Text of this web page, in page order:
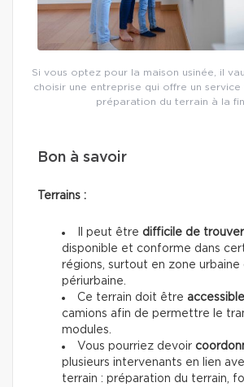
Si vous optez pour la maison usinée, il
choisir une entreprise qui offre un service
préparation du terrain à la
Bon à savoir
Terrains :
Il peut être difficile de
disponible et conforme dans
régions, surtout en zone urbaine
périurbaine.
Ce terrain doit être accessible
camions afin de permettre le
modules.
Vous pourriez devoir
plusieurs intervenants en lien
terrain : préparation du terrain,